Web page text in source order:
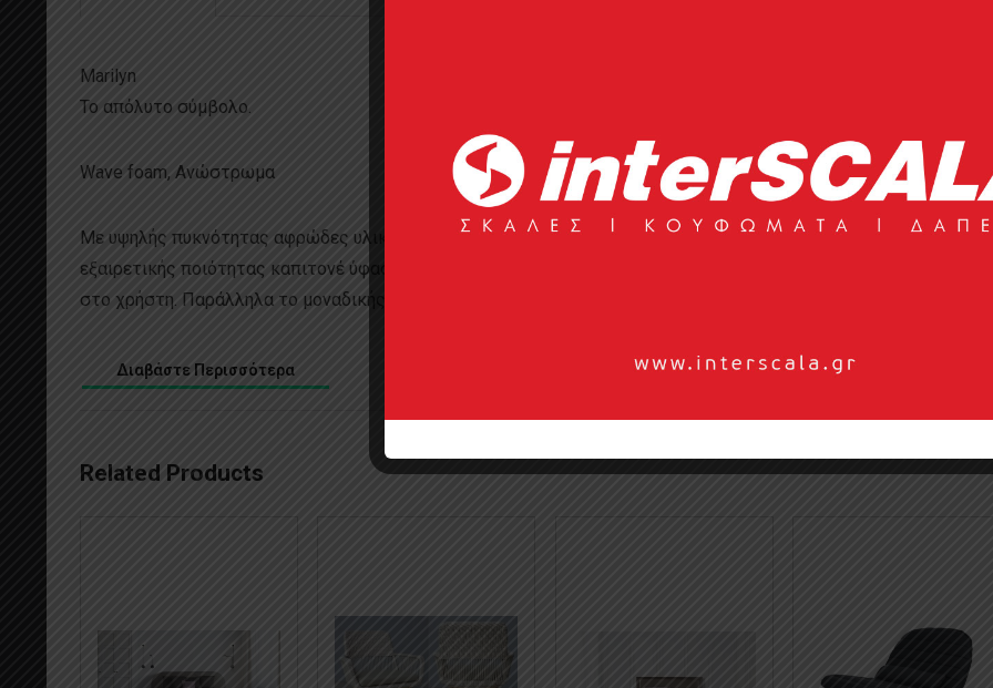
Marilyn
Το απόλυτο σύμβολο.
Wave foam, Ανώστρωμα
Με υψηλής πυκνότητας αφρώδες υλικό wave foam και ανεξάρτητα ελατήρια με 5 ζώνες στήριξης, επικαλυμμένα
εξαιρετικής ποιότητας καπιτονέ ύφασμα, το στρώμα Marilyn προσφέρει μια ολοκληρωμένη αίσθηση απαλότητας
στο χρήστη. Παράλληλα το μοναδικής κομψότητας ανώστρωμα με techno form προσδίδει γενν ...
Διαβάστε Περισσότερα
Related Products